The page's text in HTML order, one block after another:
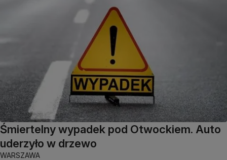
Śmiertelny wypadek pod Otwockiem. Auto
uderzyło w drzewo
WARSZAWA